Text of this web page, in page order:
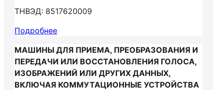
ТНВЭД: 8517620009
Подробнее
МАШИНЫ ДЛЯ ПРИЕМА, ПРЕОБРАЗОВАНИЯ И
ПЕРЕДАЧИ ИЛИ ВОССТАНОВЛЕНИЯ ГОЛОСА,
ИЗОБРАЖЕНИЙ ИЛИ ДРУГИХ ДАННЫХ,
ВКЛЮЧАЯ КОММУТАЦИОННЫЕ УСТРОЙСТВА